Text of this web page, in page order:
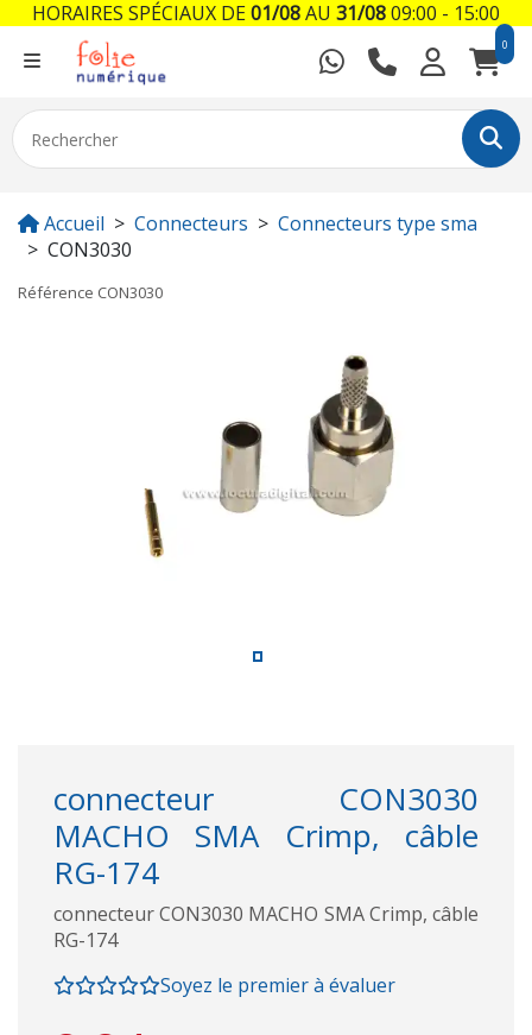
0
Accueil Connecteurs
Connecteurs type sma
CON3030
Référence CON3030
connecteur CON3030
MACHO SMA Crimp, câble
RG-174
connecteur CON3030 MACHO SMA Crimp, câble
RG-174
Soyez le premier à évaluer
HORAIRES SPÉCIAUX DE01/08AU 31/0809:00 - 15:00